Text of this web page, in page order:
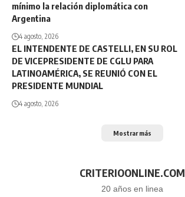
mínimo la relación diplomática con
Argentina
4 agosto, 2026
EL INTENDENTE DE CASTELLI, EN SU ROL
DE VICEPRESIDENTE DE CGLU PARA
LATINOAMÉRICA, SE REUNIÓ CON EL
PRESIDENTE MUNDIAL
4 agosto, 2026
Mostrar más
CRITERIOONLINE.COM
20 años en linea